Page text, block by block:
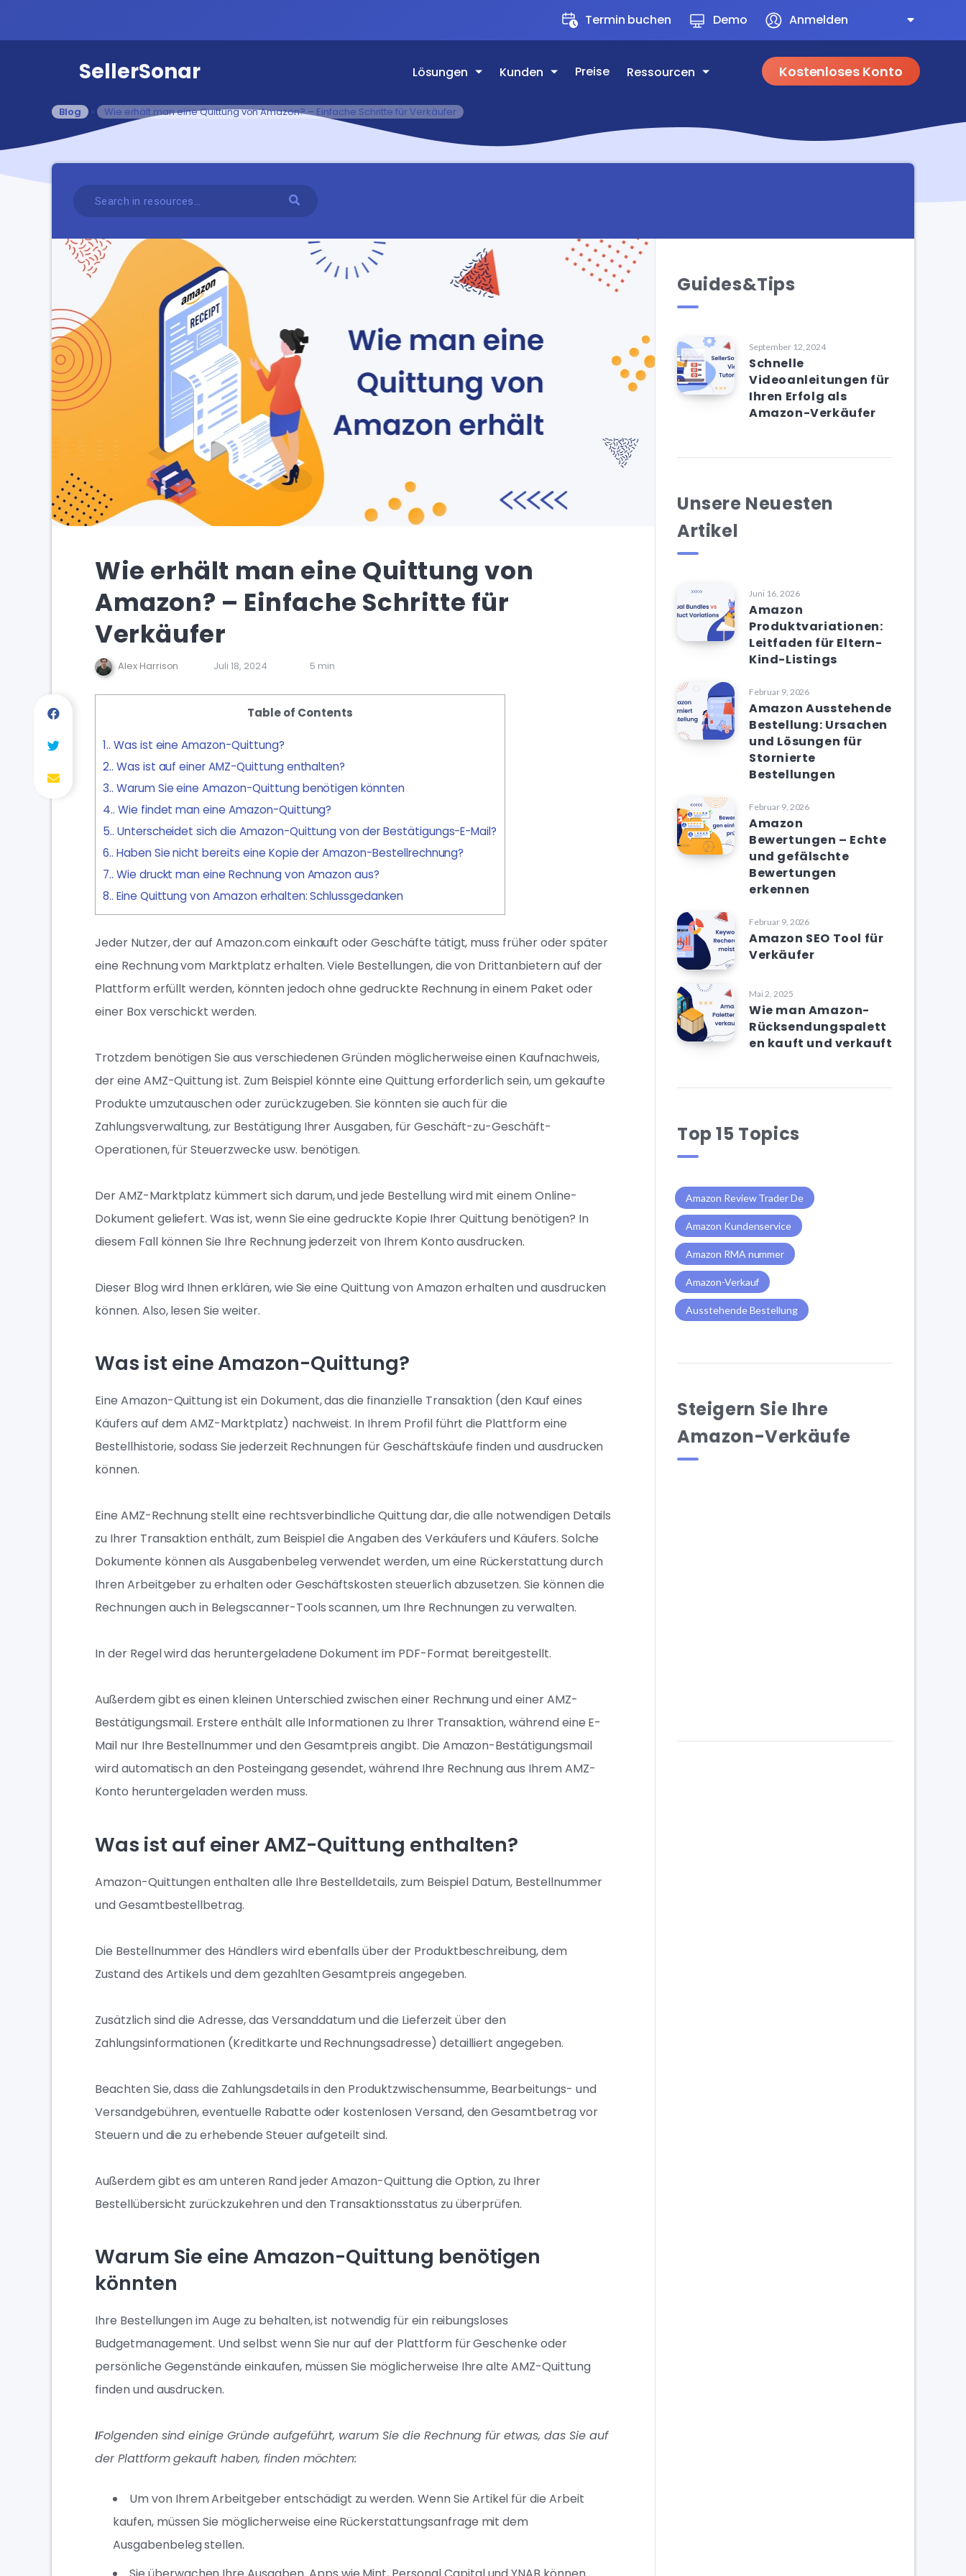
Termin buchen Demo Anmelden
SellerSonar Lösungen Kunden Preise Ressourcen Kostenloses Konto
Blog » Wie erhält man eine Quittung von Amazon? – Einfache Schritte für Verkäufer
Wie erhält man eine Quittung von
Amazon? – Einfache Schritte für
Verkäufer
Alex Harrison Juli 18, 2024 5 min
Table of Contents
1. Was ist eine Amazon-Quittung?
2. Was ist auf einer AMZ-Quittung enthalten?
3. Warum Sie eine Amazon-Quittung benötigen könnten
4. Wie findet man eine Amazon-Quittung?
5. Unterscheidet sich die Amazon-Quittung von der Bestätigungs-E-Mail?
6. Haben Sie nicht bereits eine Kopie der Amazon-Bestellrechnung?
7. Wie druckt man eine Rechnung von Amazon aus?
8. Eine Quittung von Amazon erhalten: Schlussgedanken
Jeder Nutzer, der auf Amazon.com einkauft oder Geschäfte tätigt, muss früher oder später
eine Rechnung vom Marktplatz erhalten. Viele Bestellungen, die von Drittanbietern auf der
Plattform erfüllt werden, könnten jedoch ohne gedruckte Rechnung in einem Paket oder
einer Box verschickt werden.
Trotzdem benötigen Sie aus verschiedenen Gründen möglicherweise einen Kaufnachweis,
der eine AMZ-Quittung ist. Zum Beispiel könnte eine Quittung erforderlich sein, um gekaufte
Produkte umzutauschen oder zurückzugeben. Sie könnten sie auch für die
Zahlungsverwaltung, zur Bestätigung Ihrer Ausgaben, für Geschäft-zu-Geschäft-
Operationen, für Steuerzwecke usw. benötigen.
Der AMZ-Marktplatz kümmert sich darum, und jede Bestellung wird mit einem Online-
Dokument geliefert. Was ist, wenn Sie eine gedruckte Kopie Ihrer Quittung benötigen? In
diesem Fall können Sie Ihre Rechnung jederzeit von Ihrem Konto ausdrucken.
Dieser Blog wird Ihnen erklären, wie Sie eine Quittung von Amazon erhalten und ausdrucken
können. Also, lesen Sie weiter.
Was ist eine Amazon-Quittung?
Eine Amazon-Quittung ist ein Dokument, das die finanzielle Transaktion (den Kauf eines
Käufers auf dem AMZ-Marktplatz) nachweist. In Ihrem Profil führt die Plattform eine
Bestellhistorie, sodass Sie jederzeit Rechnungen für Geschäftskäufe finden und ausdrucken
können.
Eine AMZ-Rechnung stellt eine rechtsverbindliche Quittung dar, die alle notwendigen Details
zu Ihrer Transaktion enthält, zum Beispiel die Angaben des Verkäufers und Käufers. Solche
Dokumente können als Ausgabenbeleg verwendet werden, um eine Rückerstattung durch
Ihren Arbeitgeber zu erhalten oder Geschäftskosten steuerlich abzusetzen. Sie können die
Rechnungen auch in Belegscanner-Tools scannen, um Ihre Rechnungen zu verwalten.
In der Regel wird das heruntergeladene Dokument im PDF-Format bereitgestellt.
Außerdem gibt es einen kleinen Unterschied zwischen einer Rechnung und einer AMZ-
Bestätigungsmail. Erstere enthält alle Informationen zu Ihrer Transaktion, während eine E-
Mail nur Ihre Bestellnummer und den Gesamtpreis angibt. Die Amazon-Bestätigungsmail
wird automatisch an den Posteingang gesendet, während Ihre Rechnung aus Ihrem AMZ-
Konto heruntergeladen werden muss.
Was ist auf einer AMZ-Quittung enthalten?
Amazon-Quittungen enthalten alle Ihre Bestelldetails, zum Beispiel Datum, Bestellnummer
und Gesamtbestellbetrag.
Die Bestellnummer des Händlers wird ebenfalls über der Produktbeschreibung, dem
Zustand des Artikels und dem gezahlten Gesamtpreis angegeben.
Zusätzlich sind die Adresse, das Versanddatum und die Lieferzeit über den
Zahlungsinformationen (Kreditkarte und Rechnungsadresse) detailliert angegeben.
Beachten Sie, dass die Zahlungsdetails in den Produktzwischensumme, Bearbeitungs- und
Versandgebühren, eventuelle Rabatte oder kostenlosen Versand, den Gesamtbetrag vor
Steuern und die zu erhebende Steuer aufgeteilt sind.
Außerdem gibt es am unteren Rand jeder Amazon-Quittung die Option, zu Ihrer
Bestellübersicht zurückzukehren und den Transaktionsstatus zu überprüfen.
Warum Sie eine Amazon-Quittung benötigen
könnten
Ihre Bestellungen im Auge zu behalten, ist notwendig für ein reibungsloses
Budgetmanagement. Und selbst wenn Sie nur auf der Plattform für Geschenke oder
persönliche Gegenstände einkaufen, müssen Sie möglicherweise Ihre alte AMZ-Quittung
finden und ausdrucken.
IFolgenden sind einige Gründe aufgeführt, warum Sie die Rechnung für etwas, das Sie auf
der Plattform gekauft haben, finden möchten:
Um von Ihrem Arbeitgeber entschädigt zu werden. Wenn Sie Artikel für die Arbeit
kaufen, müssen Sie möglicherweise eine Rückerstattungsanfrage mit dem
Ausgabenbeleg stellen.
Guides&Tips
September 12, 2024
Schnelle
Videoanleitungen für
Ihren Erfolg als
Amazon-Verkäufer
Unsere Neuesten
Artikel
Juni 16, 2026
Amazon
Produktvariationen:
Leitfaden für Eltern-
Kind-Listings
Februar 9, 2026
Amazon Ausstehende
Bestellung: Ursachen
und Lösungen für
Stornierte
Bestellungen
Februar 9, 2026
Amazon
Bewertungen – Echte
und gefälschte
Bewertungen
erkennen
Februar 9, 2026
Amazon SEO Tool für
Verkäufer
Mai 2, 2025
Wie man Amazon-
Rücksendungspalett
en kauft und verkauft
Top 15 Topics
Amazon Review Trader De
Amazon Kundenservice
Amazon RMA nummer
Amazon-Verkauf
Ausstehende Bestellung
Steigern Sie Ihre
Amazon-Verkäufe